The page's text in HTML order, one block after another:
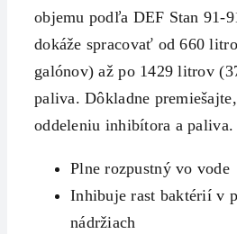
objemu podľa DEF Stan 91-
dokáže spracovať od 660
galónov) až po 1429 litrov
paliva. Dôkladne
oddeleniu inhibítora a paliva.
Plne rozpustný vo vode
Inhibuje rast baktérií v
nádržiach